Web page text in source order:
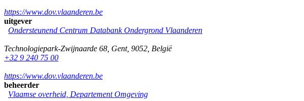
https://www.dov.vlaanderen.be
uitgever
Ondersteunend Centrum Databank Ondergrond Vlaanderen
Technologiepark-Zwijnaarde 68 Gent, 9052 België
+32 9 240 75 00
https://www.dov.vlaanderen.be
beheerder
Vlaamse overheid, Departement Omgeving